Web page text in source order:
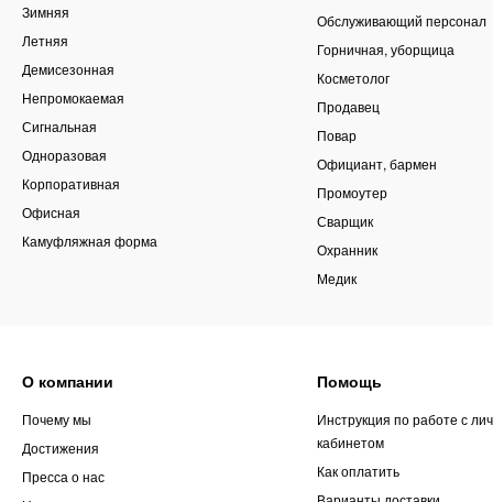
Зимняя
Летняя
Демисезонная
Непромокаемая
Сигнальная
Одноразовая
Корпоративная
Офисная
Камуфляжная форма
Обслуживающий персонал
Горничная, уборщица
Косметолог
Продавец
Повар
Официант, бармен
Промоутер
Сварщик
Охранник
Медик
О компании
Почему мы
Достижения
Пресса о нас
Помощь
Инструкция по работе с
кабинетом
Как оплатить